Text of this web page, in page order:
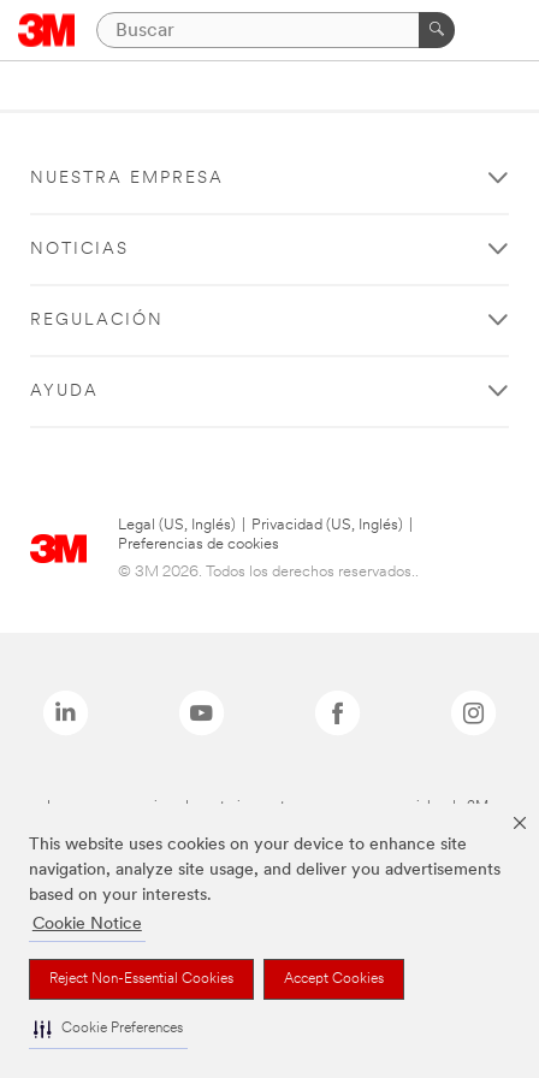
This website uses cookies on your device to enhance site
navigation, analyze site usage, and deliver you advertisements
based on your interests.
Cookie Notice
Reject Non-Essential Cookies Accept Cookies
Cookie Preferences
NUESTRA EMPRESA
NOTICIAS
REGULACIÓN
AYUDA
Legal (US, Inglés) Privacidad (US, Inglés)
Preferencias de cookies
© 3M 2026. Todos los derechos reservados..
Las marcas mencionadas anteriormente son marcas comerciales de 3M.